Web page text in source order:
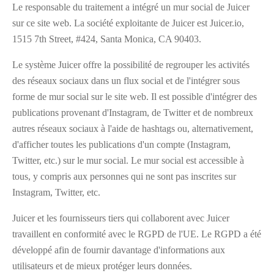
Le responsable du traitement a intégré un mur social de Juicer
sur ce site web. La société exploitante de Juicer est Juicer.io,
1515 7th Street, #424, Santa Monica, CA 90403.
Le système Juicer offre la possibilité de regrouper les activités
des réseaux sociaux dans un flux social et de l'intégrer sous
forme de mur social sur le site web. Il est possible d'intégrer des
publications provenant d'Instagram, de Twitter et de nombreux
autres réseaux sociaux à l'aide de hashtags ou, alternativement,
d'afficher toutes les publications d'un compte (Instagram,
Twitter, etc.) sur le mur social. Le mur social est accessible à
tous, y compris aux personnes qui ne sont pas inscrites sur
Instagram, Twitter, etc.
Juicer et les fournisseurs tiers qui collaborent avec Juicer
travaillent en conformité avec le RGPD de l'UE. Le RGPD a été
développé afin de fournir davantage d'informations aux
utilisateurs et de mieux protéger leurs données.